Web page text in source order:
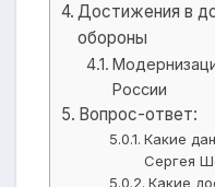
Достижения в
обороны
России
Вопрос-ответ:
Какие
Сергея
Какие